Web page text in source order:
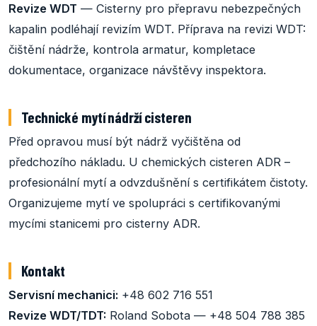
Revize WDT — Cisterny pro přepravu nebezpečných
kapalin podléhají revizím WDT. Příprava na revizi WDT:
čištění nádrže, kontrola armatur, kompletace
dokumentace, organizace návštěvy inspektora.
Technické mytí nádrží cisteren
Před opravou musí být nádrž vyčištěna od
předchozího nákladu. U chemických cisteren ADR –
profesionální mytí a odvzdušnění s certifikátem čistoty.
Organizujeme mytí ve spolupráci s certifikovanými
mycími stanicemi pro cisterny ADR.
Kontakt
Servisní mechanici: +48 602 716 551
Revize WDT/TDT: Roland Sobota — +48 504 788 385